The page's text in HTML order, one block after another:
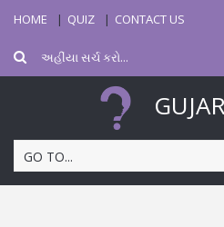
HOME QUIZ CONTACT US
GO TO...